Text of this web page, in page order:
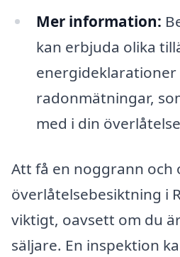
Mer information:
kan erbjuda olika
energideklarationer
radonmätningar,
med i din
Att få en noggrann och
överlåtelsebesiktning i
viktigt, oavsett om du
säljare. En inspektion